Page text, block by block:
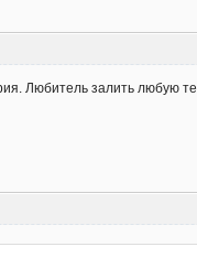
Любитель залить любую